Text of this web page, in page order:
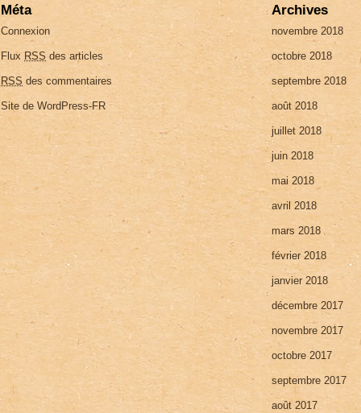
Méta
Connexion
Flux RSS des articles
RSS des commentaires
Site de WordPress-FR
Archives
novembre 2018
octobre 2018
septembre 2018
août 2018
juillet 2018
juin 2018
mai 2018
avril 2018
mars 2018
février 2018
janvier 2018
décembre 2017
novembre 2017
octobre 2017
septembre 2017
août 2017